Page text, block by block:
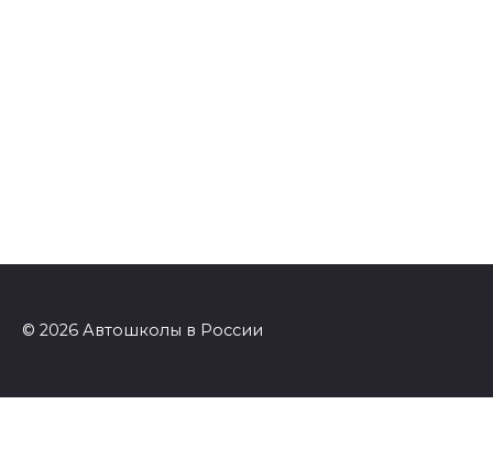
© 2026 Автошколы в России